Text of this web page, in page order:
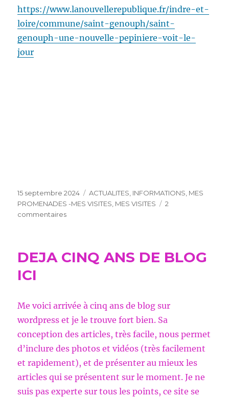
https://www.lanouvellerepublique.fr/indre-et-
loire/commune/saint-genouph/saint-
genouph-une-nouvelle-pepiniere-voit-le-
jour
Publié
le
15 septembre 2024 Catégories
ACTUALITES, INFORMATIONS, MES
PROMENADES -MES VISITES, MES VISITES
2
commentairessur
ST
DEJA CINQ ANS DE BLOG
ICI
Me voici arrivée à cinq ans de blog sur
wordpress et je le trouve fort bien. Sa
conception des articles, très facile, nous permet
d’inclure des photos et vidéos (très facilement
et rapidement), et de présenter au mieux les
articles qui se présentent sur le moment. Je ne
suis pas experte sur tous les points, ce site se